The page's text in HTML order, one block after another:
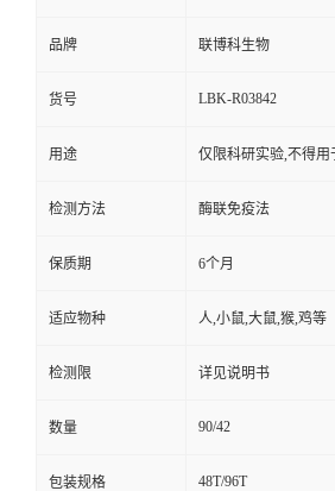
品牌 联博科生物
货号 LBK-R03842
用途 仅限科研实验,不得用
检测方法 酶联免疫法
保质期 6个月
适应物种 人,小鼠,大鼠,猴,鸡等
检测限 详见说明书
数量 90/42
包装规格 48T/96T